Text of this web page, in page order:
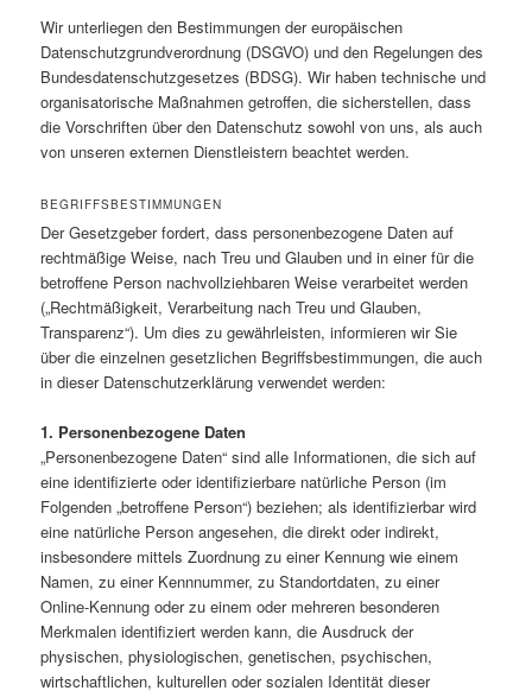
Wir unterliegen den Bestimmungen der europäischen
Datenschutzgrundverordnung (DSGVO) und den Regelungen des
Bundesdatenschutzgesetzes (BDSG). Wir haben technische und
organisatorische Maßnahmen getroffen, die sicherstellen, dass
die Vorschriften über den Datenschutz sowohl von uns, als auch
von unseren externen Dienstleistern beachtet werden.
BEGRIFFSBESTIMMUNGEN
Der Gesetzgeber fordert, dass personenbezogene Daten auf
rechtmäßige Weise, nach Treu und Glauben und in einer für die
betroffene Person nachvollziehbaren Weise verarbeitet werden
(„Rechtmäßigkeit, Verarbeitung nach Treu und Glauben,
Transparenz“). Um dies zu gewährleisten, informieren wir Sie
über die einzelnen gesetzlichen Begriffsbestimmungen, die auch
in dieser Datenschutzerklärung verwendet werden:
1. Personenbezogene Daten
„Personenbezogene Daten“ sind alle Informationen, die sich auf
eine identifizierte oder identifizierbare natürliche Person (im
Folgenden „betroffene Person“) beziehen; als identifizierbar wird
eine natürliche Person angesehen, die direkt oder indirekt,
insbesondere mittels Zuordnung zu einer Kennung wie einem
Namen, zu einer Kennnummer, zu Standortdaten, zu einer
Online-Kennung oder zu einem oder mehreren besonderen
Merkmalen identifiziert werden kann, die Ausdruck der
physischen, physiologischen, genetischen, psychischen,
wirtschaftlichen, kulturellen oder sozialen Identität dieser